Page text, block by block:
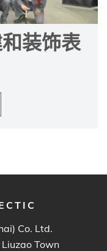
装饰表
Co. Ltd.
Town